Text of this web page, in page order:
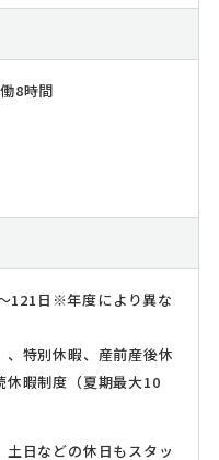
8時間
121日※年度により異な
特別休暇、産前産後休
休暇制度（夏期最大10
日などの休日もスタッ